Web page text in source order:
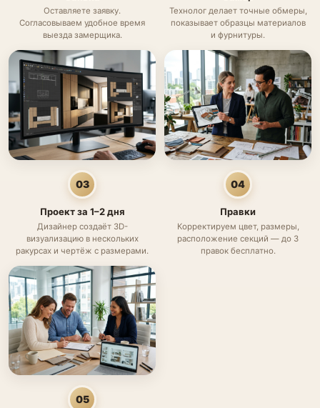
Оставляете заявку.
Согласовываем удобное время
выезда замерщика.
Технолог делает точные обмеры,
показывает образцы материалов
и фурнитуры.
03
Проект за 1–2 дня
Дизайнер создаёт 3D-
визуализацию в нескольких
ракурсах и чертёж с размерами.
04
Правки
Корректируем цвет, размеры,
расположение секций — до 3
правок бесплатно.
05